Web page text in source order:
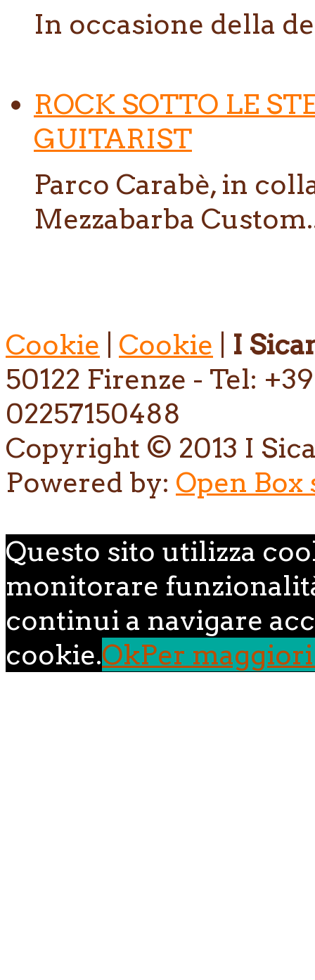
In occasione della
ROCK SOTTO LE
GUITARIST
Parco Carabè, in
Mezzabarba
Cookie Cookie
I
50122 Firenze - Tel:
02257150488
Copyright © 2013 I
Powered by: Open Box
Questo sito utilizza
monitorare
continui a navigare
cookie.OkPer